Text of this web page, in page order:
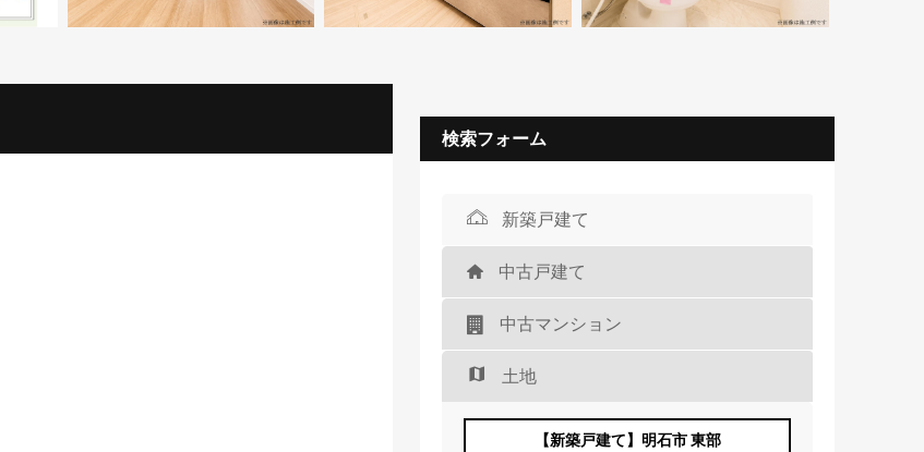
検索フォーム
新築戸建て
中古戸建て
中古マンション
土地
【新築戸建て】明石市 東部